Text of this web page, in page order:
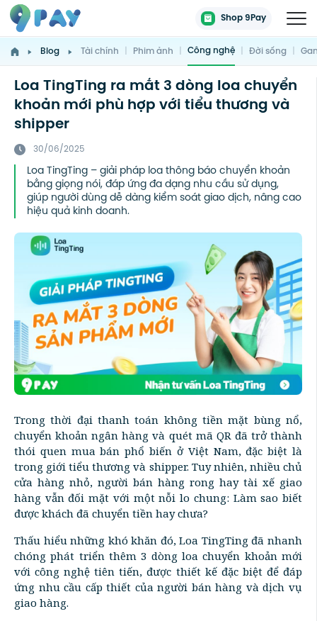
Shop 9Pay
Blog Tài chính | Phim ảnh | Công nghệ | Đời sống |
Loa TingTing ra mắt 3 dòng loa chuyển
khoản mới phù hợp với tiểu thương và
shipper
30/06/2025
Loa TingTing – giải pháp loa thông báo chuyển khoản
bằng giọng nói, đáp ứng đa dạng nhu cầu sử dụng,
giúp người dùng dễ dàng kiểm soát giao dịch, nâng cao
hiệu quả kinh doanh.
Trong thời đại thanh toán không tiền mặt bùng nổ,
chuyển khoản ngân hàng và quét mã QR đã trở thành
thói quen mua bán phổ biến ở Việt Nam, đặc biệt là
trong giới tiểu thương và shipper. Tuy nhiên, nhiều chủ
cửa hàng nhỏ, người bán hàng rong hay tài xế giao
hàng vẫn đối mặt với một nỗi lo chung: Làm sao biết
được khách đã chuyển tiền hay chưa?
Thấu hiểu những khó khăn đó, Loa TingTing đã nhanh
chóng phát triển thêm 3 dòng loa chuyển khoản mới
với công nghệ tiên tiến, được thiết kế đặc biệt để đáp
ứng nhu cầu cấp thiết của người bán hàng và dịch vụ
giao hàng.